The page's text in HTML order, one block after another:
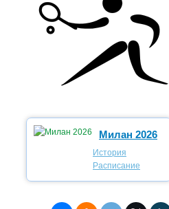
Милан 2026
История
Расписание